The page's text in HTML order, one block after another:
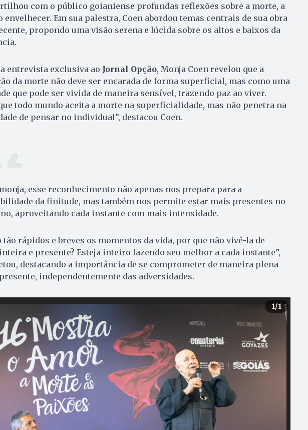
com o público goianiense profundas reflexões sobre a morte, a
envelhecer. Em sua palestra, Coen abordou temas centrais de sua obra
propondo uma visão serena e lúcida sobre os altos e baixos da
entrevista exclusiva ao Jornal Opção, Monja Coen revelou que a
da morte não deve ser encarada de forma superficial, mas como uma
que pode ser vivida de maneira sensível, trazendo paz ao viver.
todo mundo aceita a morte na superficialidade, mas não penetra na
de pensar no individual”, destacou Coen.
esse reconhecimento não apenas nos prepara para a
da finitude, mas também nos permite estar mais presentes no
aproveitando cada instante com mais intensidade.
tão rápidos e breves os momentos da vida, por que não vivê-la de
e presente? Esteja inteiro fazendo seu melhor a cada instante”,
destacando a importância de se comprometer de maneira plena
independentemente das adversidades.
1/1